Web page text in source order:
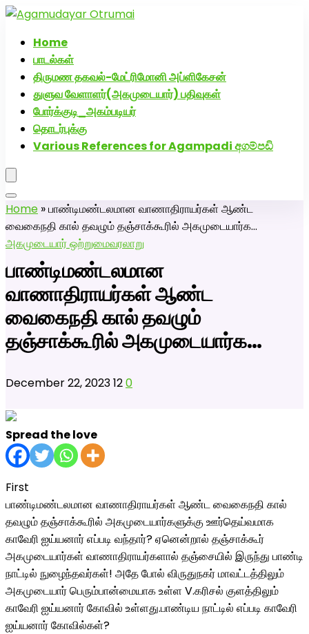
Home
பாடல்கள்
திருமண தகவல்-மேட்ரிமோனி அப்ளிகேசன்
துளுவ வேளாளர்(அகமுடையார்) பதிவுகள்
போர்க்குடி_அகம்படியர்
தொடர்புக்கு
Various References for Agampadi අගම්පඩි
Home »பாண்டிமண்டலமான வாணாதிராயர்கள் ஆண்ட
வைகைநதி கால் தவழும் தஞ்சாக்கூரில் அகமுடையார்க…
அகமுடையார் ஒற்றுமைவரலாறு
பாண்டிமண்டலமான
வாணாதிராயர்கள் ஆண்ட
வைகைநதி கால் தவழும்
தஞ்சாக்கூரில் அகமுடையார்க…
December 22, 2023120
Spread the love
First
பாண்டிமண்டலமான வாணாதிராயர்கள் ஆண்ட வைகைநதி கால்
தவழும் தஞ்சாக்கூரில் அகமுடையார்களுக்கு ஊர்தெய்வமாக
காவேரி ஐய்யனார் எப்படி வந்தார்? ஏனென்றால் தஞ்சாக்கூர்
அகமுடையார்கள் வாணாதிராயர்களால் தஞ்சையில் இருந்து பாண்டி
நாட்டில் நுழைந்தவர்கள்! அதே போல் விருதுநகர் மாவட்டத்திலும்
அகமுடையார் பெரும்பான்மையாக உள்ள V.கரிசல் குளத்திலும்
காவேரி ஐய்யனார் கோவில் உள்ளது.பாண்டிய நாட்டில் எப்படி காவேரி
ஐய்யனார் கோவில்கள்?
அகமுடையார் திருமண வரன்களுக்கு அகமுடையார்மேட்ரி-பெண்